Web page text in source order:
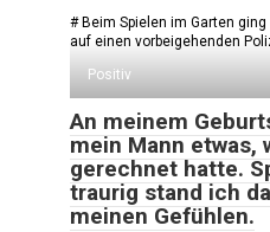
# Beim Spielen im Garten
auf einen vorbeigehenden
Positiv
An meinem
mein Mann etwas,
gerechnet hatte.
traurig stand ich
meinen Gefühlen.